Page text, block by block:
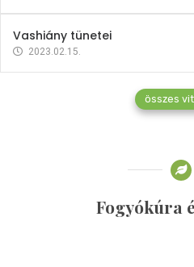
Vashiány tünetei
2023.02.15.
összes
Fogyókúra